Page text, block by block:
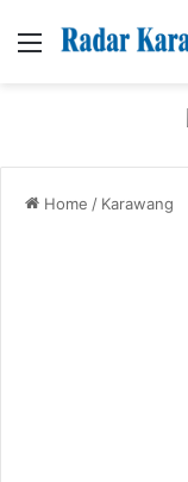
Menu
Home / Karawang